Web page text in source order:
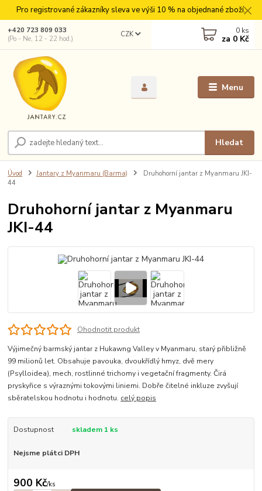
Pro registrované zákazníky sleva ve výši 10 % na objednané zboží.
Menu
CZK
Hledat
+420 723 809 033
(Po - Ne, 12 - 22 hod.)
0 ks
za 0 Kč
Úvod Jantary z Myanmaru (Barma)
Druhohorní jantar z Myanmaru JKI-
44
Druhohorní jantar z Myanmaru
JKI-44
Ohodnotit produkt
Výjimečný barmský jantar z Hukawng Valley v Myanmaru, starý přibližně
99 milionů let. Obsahuje pavouka, dvoukřídlý hmyz, dvě mery
(Psylloidea), mech, rostlinné trichomy i vegetační fragmenty. Čirá
pryskyřice s výraznými tokovými liniemi. Dobře čitelné inkluze zvyšují
sběratelskou hodnotu i hodnotu. celý popis
Dostupnost skladem 1 ks
Nejsme plátci DPH
900 Kč/ks